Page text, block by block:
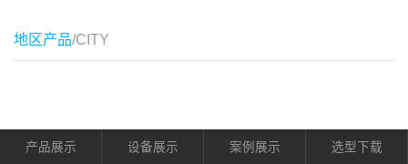
地区产品/CITY
产品展示 设备展示 案例展示 选型下载